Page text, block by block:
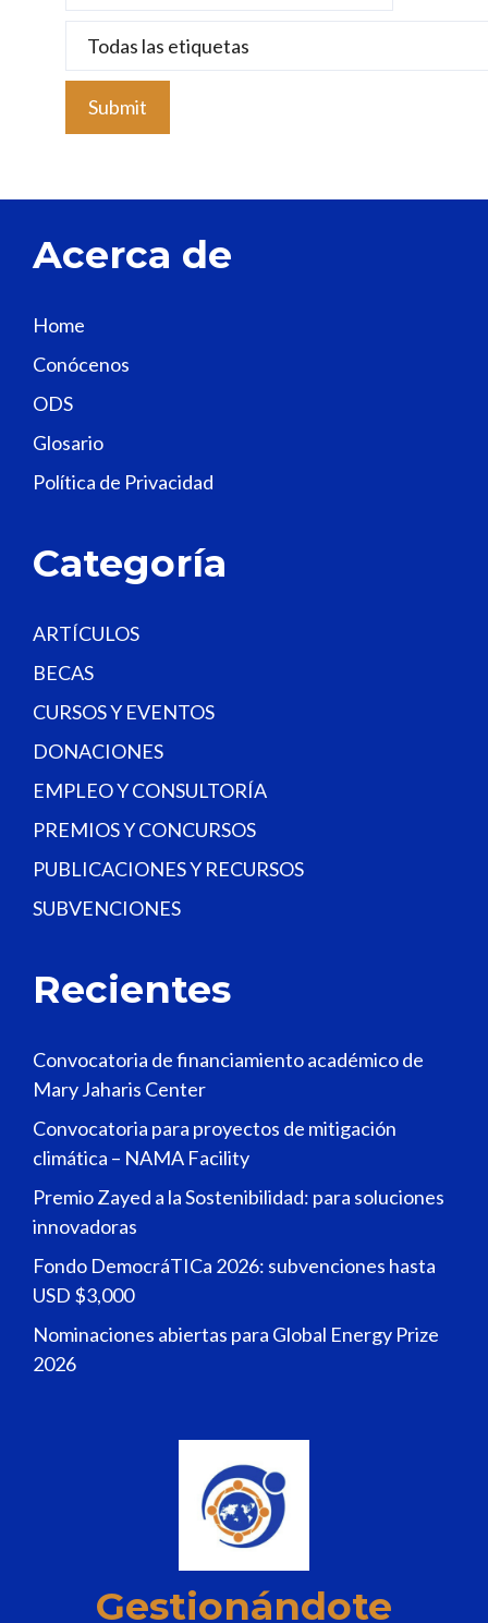
s
l
a
h
f
i
e
d
b
n
.
Acerca de
Home
Conócenos
ODS
Glosario
Política de Privacidad
Categoría
ARTÍCULOS
BECAS
CURSOS Y EVENTOS
DONACIONES
EMPLEO Y CONSULTORÍA
PREMIOS Y CONCURSOS
PUBLICACIONES Y RECURSOS
SUBVENCIONES
Recientes
Convocatoria de financiamiento académico de
Mary Jaharis Center
Convocatoria para proyectos de mitigación
climática – NAMA Facility
Premio Zayed a la Sostenibilidad: para soluciones
innovadoras
Fondo DemocráTICa 2026: subvenciones hasta
USD $3,000
Nominaciones abiertas para Global Energy Prize
2026
Gestionándote